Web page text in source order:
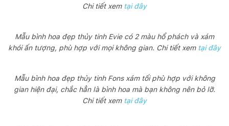
Chi tiết xem tại đây
Mẫu bình hoa đẹp thủy tinh Evie có 2 màu hổ phách và xám
khói ấn tượng, phù hợp với mọi không gian. Chi tiết xem tại đây
Mẫu bình hoa đẹp thủy tinh Fons xám tối phù hợp với không
gian hiện đại, chắc hẳn là bình hoa mà bạn không nên bỏ lỡ.
Chi tiết xem tại đây